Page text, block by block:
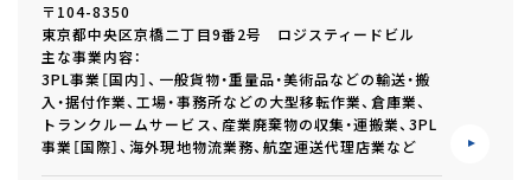
SHARE
〒104-8350
東京都中央区京橋二丁目9番2号 ロジスティードビル
主な事業内容：
3PL事業［国内］、一般貨物・重量品・美術品などの輸送・搬
入・据付作業、工場・事務所などの大型移転作業、倉庫業、
トランクルームサービス、産業廃棄物の収集・運搬業、3PL
事業［国際］、海外現地物流業務、航空運送代理店業など